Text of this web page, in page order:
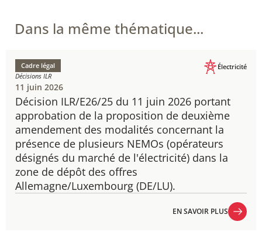
Dans la même thématique...
Décision ILR/E26/25 du 11 juin 2026 portant
approbation de la proposition de deuxième
amendement des modalités concernant la
présence de plusieurs NEMOs (opérateurs
désignés du marché de l'électricité) dans la
zone de dépôt des offres
Allemagne/Luxembourg (DE/LU).
Cadre légal
Décisions ILR
Électricité
11 juin 2026
EN SAVOIR PLUS